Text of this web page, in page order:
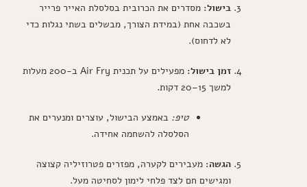
בישול: מסדרים את הכרובית בסלסלת האייר פרייר
בשכבה אחת (במידת הצורך, מבשלים בשתי נגלות כדי
לא לדחוס).
זמן בישול:
מפעילים על תכנית Air Fry ב-200 מעלות
למשך 15–20 דקות.
טיפ: באמצע הבישול, עוצרים ומנערים את
הסלסלה להשחמה אחידה.
הגשה: מעבירים לקערה, מפזרים פטרוזיליה קצוצה
ומגישים חם לצד פלחי לימון לסחיטה מעל.